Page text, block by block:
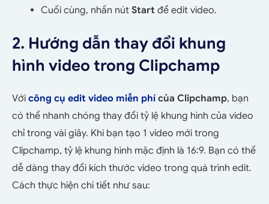
Cuối cùng, nhấn nút Start để edit video.
2. Hướng dẫn thay đổi khung
hình video trong Clipchamp
Với công cụ edit video miễn phí của Clipchamp, bạn
có thể nhanh chóng thay đổi tỷ lệ khung hình của video
chỉ trong vài giây. Khi bạn tạo 1 video mới trong
Clipchamp, tỷ lệ khung hình mặc định là 16:9. Bạn có thể
dễ dàng thay đổi kích thước video trong quá trình edit.
Cách thực hiện chi tiết như sau: